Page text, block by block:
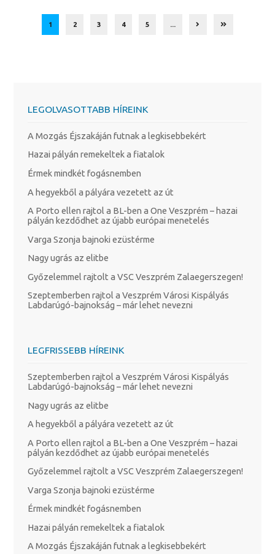
1 2 3 4 5 ...
LEGOLVASOTTABB HÍREINK
A Mozgás Éjszakáján futnak a legkisebbekért
Hazai pályán remekeltek a fiatalok
Érmek mindkét fogásnemben
A hegyekből a pályára vezetett az út
A Porto ellen rajtol a BL-ben a One Veszprém – hazai
pályán kezdődhet az újabb európai menetelés
Varga Szonja bajnoki ezüstérme
Nagy ugrás az elitbe
Győzelemmel rajtolt a VSC Veszprém Zalaegerszegen!
Szeptemberben rajtol a Veszprém Városi Kispályás
Labdarúgó-bajnokság – már lehet nevezni
LEGFRISSEBB HÍREINK
Szeptemberben rajtol a Veszprém Városi Kispályás
Labdarúgó-bajnokság – már lehet nevezni
Nagy ugrás az elitbe
A hegyekből a pályára vezetett az út
A Porto ellen rajtol a BL-ben a One Veszprém – hazai
pályán kezdődhet az újabb európai menetelés
Győzelemmel rajtolt a VSC Veszprém Zalaegerszegen!
Varga Szonja bajnoki ezüstérme
Érmek mindkét fogásnemben
Hazai pályán remekeltek a fiatalok
A Mozgás Éjszakáján futnak a legkisebbekért